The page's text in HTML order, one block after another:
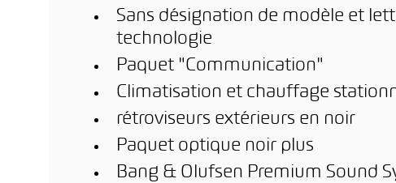
Sans désignation de modèle et
technologie
Paquet "Communication"
Climatisation et chauffage
rétroviseurs extérieurs en noir
Paquet optique noir plus
Bang & Olufsen Premium Sound